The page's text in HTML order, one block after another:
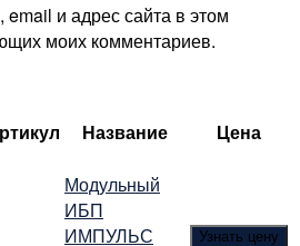
и адрес сайта в этом
моих комментариев.
Название Цена
Модульный
ИБП
ИМПУЛЬС
Узнать цену